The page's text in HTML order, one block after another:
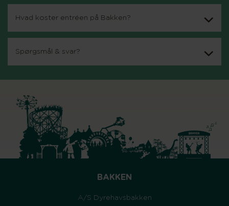
Hvad koster entréen på Bakken?
Spørgsmål & svar?
BAKKEN
A/S Dyrehavsbakken